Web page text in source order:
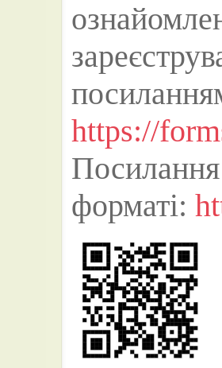
https://
Посилання
форматі: